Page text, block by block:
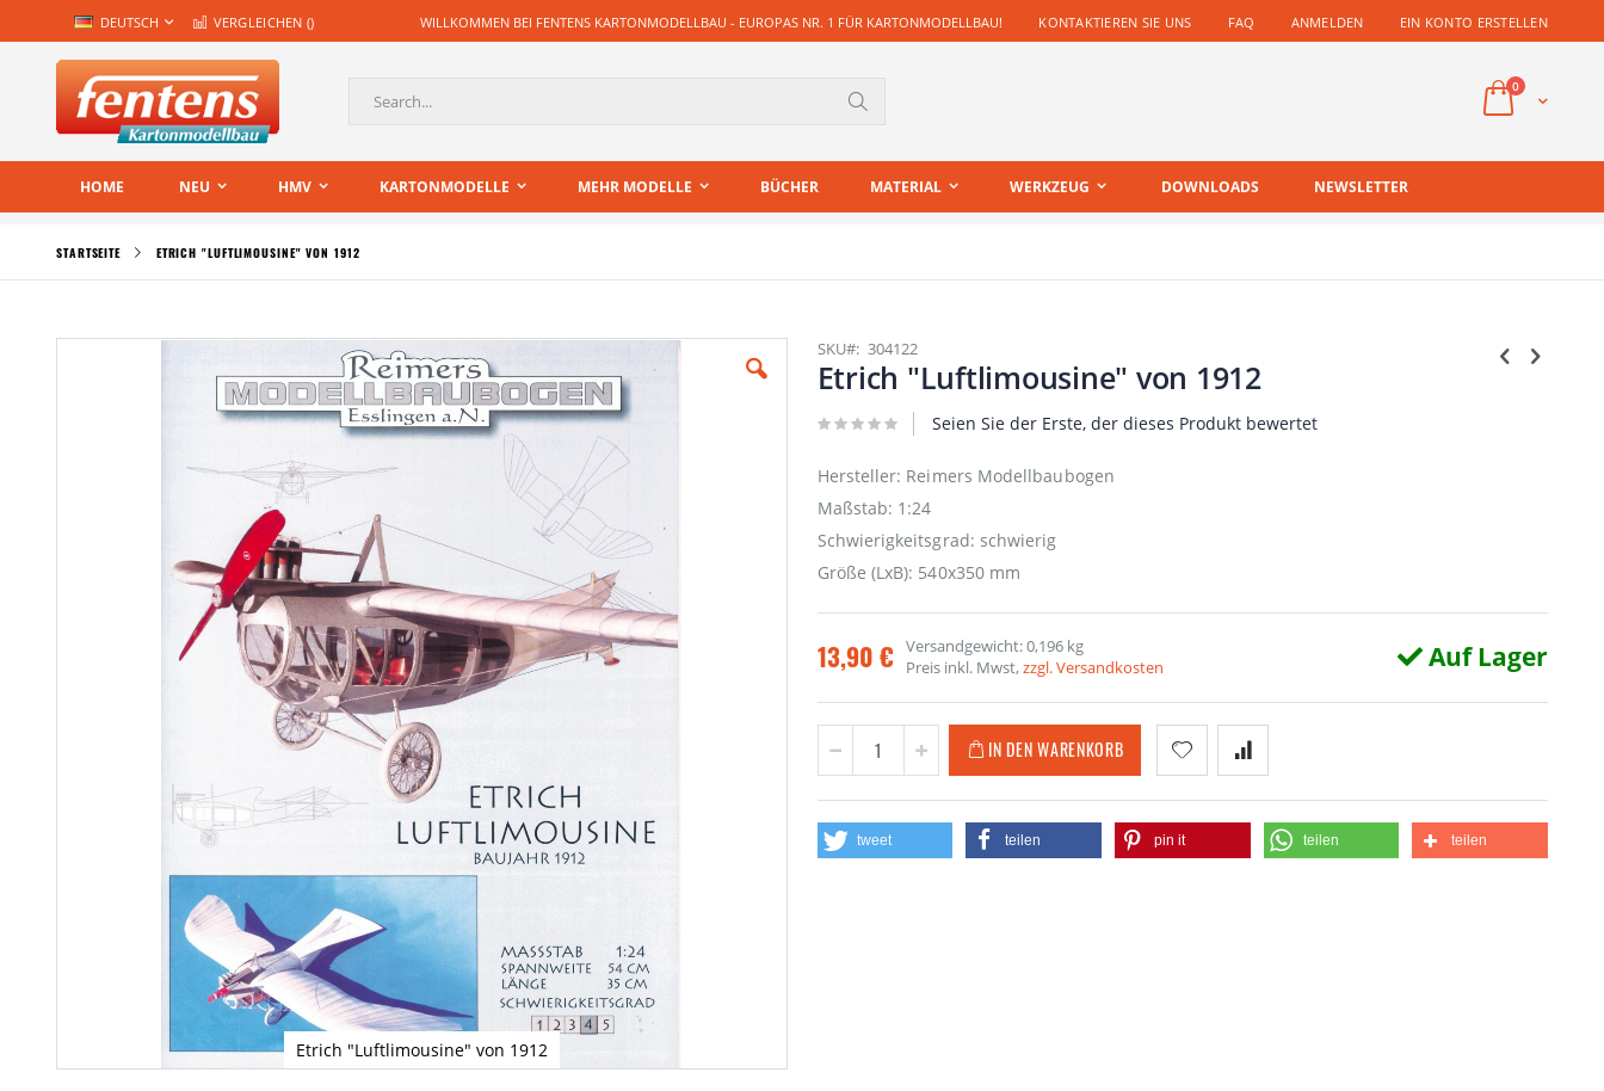
Zum
Inhalt
springen
SPRACHEDEUTSCH WILLKOMMEN BEI FENTENS KARTONMODELLBAU - EUROPAS NR. 1 FÜR KARTONMODELLBAU! KONTAKTIEREN SIE UNS
VERGLEICHEN () FAQ ANMELDEN EIN KONTO ERSTELLEN
Cart
0Artikel
HOME NEU HMV KARTONMODELLE MEHR MODELLE BÜCHER MATERIAL WERKZEUG DOWNLOADS NEWSLETTER
STARTSEITE ETRICH "LUFTLIMOUSINE" VON 1912
Etrich "Luftlimousine" von 1912
SKU 304122
Etrich "Luftlimousine" von 1912
Seien Sie der Erste, der dieses Produkt bewertet
Hersteller: Reimers Modellbaubogen
Maßstab: 1:24
Schwierigkeitsgrad: schwierig
Größe (LxB): 540x350 mm
13,90 € Versandgewicht: 0,196 kg
Preis inkl. Mwst,zzgl. Versandkosten Auf Lager
IN DEN WARENKORB
tweet teilen pin it teilen teilen